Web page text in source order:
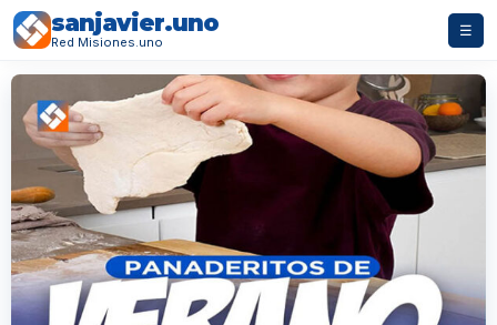
sanjavier.uno
Red Misiones.uno
☰